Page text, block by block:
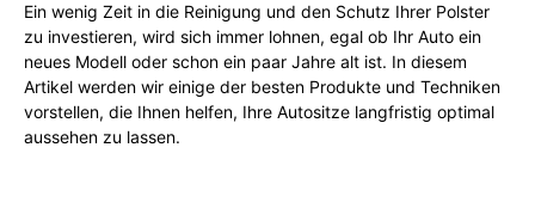
Ein wenig Zeit in die Reinigung und den Schutz Ihrer Polster
zu investieren, wird sich immer lohnen, egal ob Ihr Auto ein
neues Modell oder schon ein paar Jahre alt ist. In diesem
Artikel werden wir einige der besten Produkte und Techniken
vorstellen, die Ihnen helfen, Ihre Autositze langfristig optimal
aussehen zu lassen.